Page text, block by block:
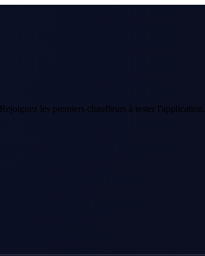
Rejoignez les premiers chauffeurs à tester l'application.